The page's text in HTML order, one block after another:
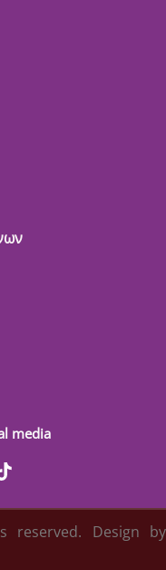
media
reserved. Design by